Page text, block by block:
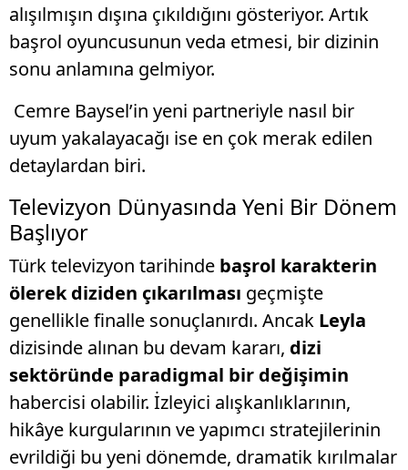
alışılmışın dışına çıkıldığını gösteriyor. Artık
başrol oyuncusunun veda etmesi, bir dizinin
sonu anlamına gelmiyor.
Cemre Baysel’in yeni partneriyle nasıl bir
uyum yakalayacağı ise en çok merak edilen
detaylardan biri.
Televizyon Dünyasında Yeni Bir Dönem
Başlıyor
Türk televizyon tarihinde başrol karakterin
ölerek diziden çıkarılması geçmişte
genellikle finalle sonuçlanırdı. Ancak Leyla
dizisinde alınan bu devam kararı, dizi
sektöründe paradigmal bir değişimin
habercisi olabilir. İzleyici alışkanlıklarının,
hikâye kurgularının ve yapımcı stratejilerinin
evrildiği bu yeni dönemde, dramatik kırılmalar